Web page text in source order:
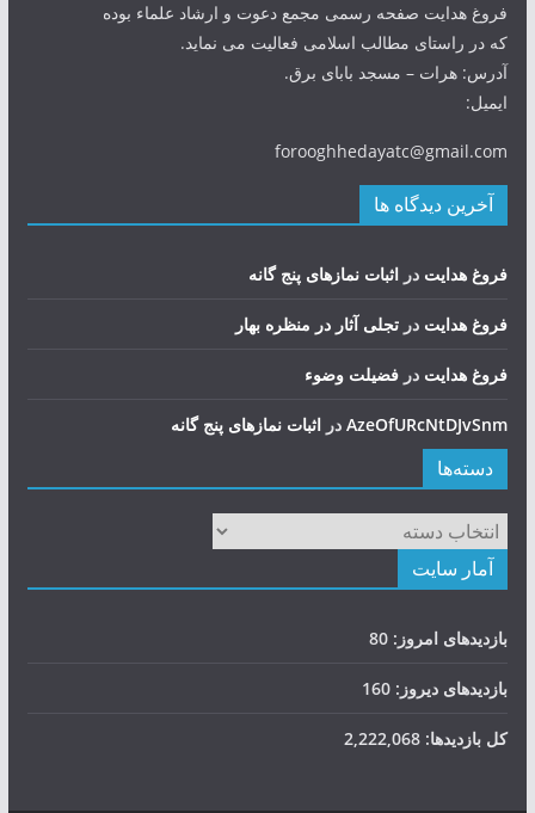
فروغ هدایت صفحه رسمی مجمع دعوت و ارشاد علماء بوده
که در راستای مطالب اسلامی فعالیت می نماید.
آدرس: هرات – مسجد بابای برق.
ایمیل:
forooghhedayatc@gmail.com
آخرین دیدگاه ها
فروغ هدایت در اثبات نمازهای پنج گانه
فروغ هدایت در تجلی آثار در منظره بهار
فروغ هدایت در فضيلت وضوء
AzeOfURcNtDJvSnmدر اثبات نمازهای پنج گانه
دسته‌ها
دسته‌ها
آمار سایت
بازدیدهای امروز: 80
بازدیدهای دیروز: 160
کل بازدیدها: 2,222,068